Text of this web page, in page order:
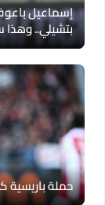
بتشيلي.. وهذا
حملة باريسية